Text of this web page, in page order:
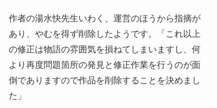
作者の湯水快先生いわく、運営のほうから指摘が
あり、やむを得ず削除したようです。「これ以上
の修正は物語の雰囲気を損ねてしまいますし、何
より再度問題箇所の発見と修正作業を行うのが面
倒でありますので作品を削除することを決めまし
た」